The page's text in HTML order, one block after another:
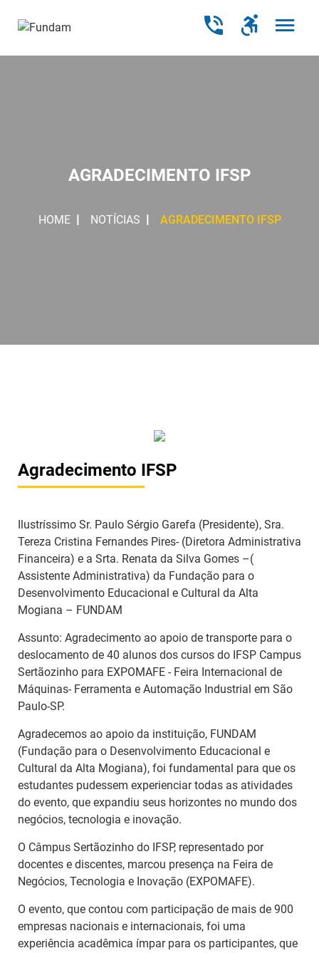
AGRADECIMENTO IFSP
HOME NOTÍCIAS AGRADECIMENTO IFSP
Agradecimento IFSP
Ilustríssimo Sr. Paulo Sérgio Garefa (Presidente), Sra.
Tereza Cristina Fernandes Pires- (Diretora Administrativa
Financeira) e a Srta. Renata da Silva Gomes –(
Assistente Administrativa) da Fundação para o
Desenvolvimento Educacional e Cultural da Alta
Mogiana – FUNDAM
Assunto: Agradecimento ao apoio de transporte para o
deslocamento de 40 alunos dos cursos do IFSP Campus
Sertãozinho para EXPOMAFE - Feira Internacional de
Máquinas- Ferramenta e Automação Industrial em São
Paulo-SP.
Agradecemos ao apoio da instituição, FUNDAM
(Fundação para o Desenvolvimento Educacional e
Cultural da Alta Mogiana), foi fundamental para que os
estudantes pudessem experienciar todas as atividades
do evento, que expandiu seus horizontes no mundo dos
negócios, tecnologia e inovação.
O Câmpus Sertãozinho do IFSP, representado por
docentes e discentes, marcou presença na Feira de
Negócios, Tecnologia e Inovação (EXPOMAFE).
O evento, que contou com participação de mais de 900
empresas nacionais e internacionais, foi uma
experiência acadêmica ímpar para os participantes, que